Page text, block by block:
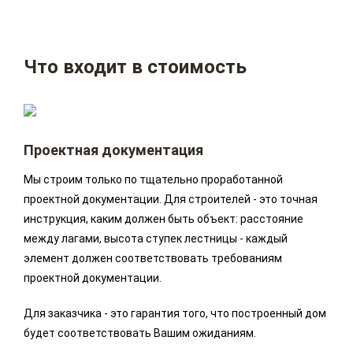
Что входит в стоимость
Проектная документация
Мы строим только по тщательно проработанной
проектной документации. Для строителей - это точная
инструкция, каким должен быть объект: расстояние
между лагами, высота ступек лестницы - каждый
элемент должен соответствовать требованиям
проектной документации.
Для заказчика - это гарантия того, что построенный дом
будет соответствовать Вашим ожиданиям.